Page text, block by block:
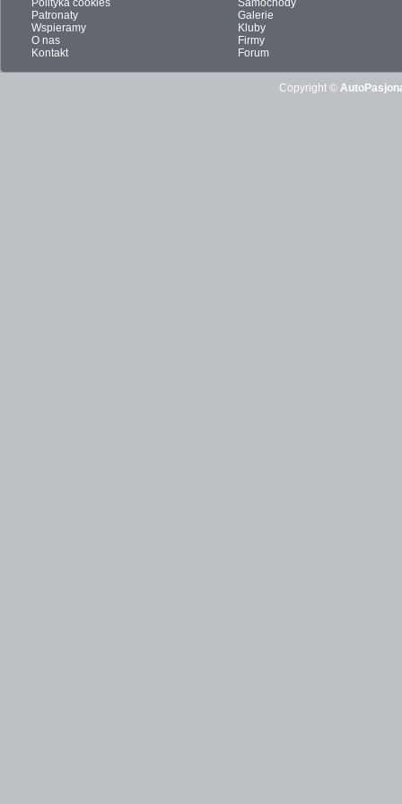
Polityka cookies
Patronaty
Wspieramy
O nas
Kontakt
Samochody
Galerie
Kluby
Firmy
Forum
Copyright ©